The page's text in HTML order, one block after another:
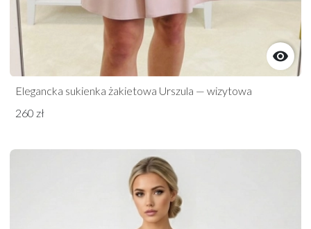

Elegancka sukienka żakietowa Urszula — wizytowa
260 zł